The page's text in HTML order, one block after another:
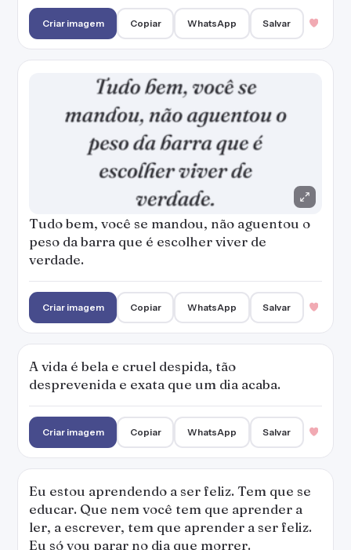
peso da barra que é escolher viver de
verdade.
A vida é bela e cruel despida, tão
desprevenida e exata que um dia acaba.
Copiar WhatsApp
Eu estou aprendendo a ser feliz. Tem que se
ler, a escrever, tem que aprender a ser feliz.
Eu só vou parar no dia que morrer.
Criar imagem Copiar WhatsApp